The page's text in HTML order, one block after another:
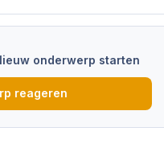
onderwerp starten
reageren